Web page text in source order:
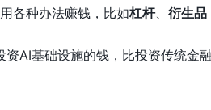
各种办法赚钱，比如杠杆、 衍生品
AI基础设施的钱，比投资传统金